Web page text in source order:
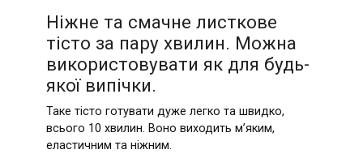
Ніжне та смачне листкове
тісто за пару хвилин. Можна
використовувати як для будь-
якої випічки.
Таке тісто готувати дуже легко та швидко,
всього 10 хвилин. Воно виходить м’яким,
еластичним та ніжним.